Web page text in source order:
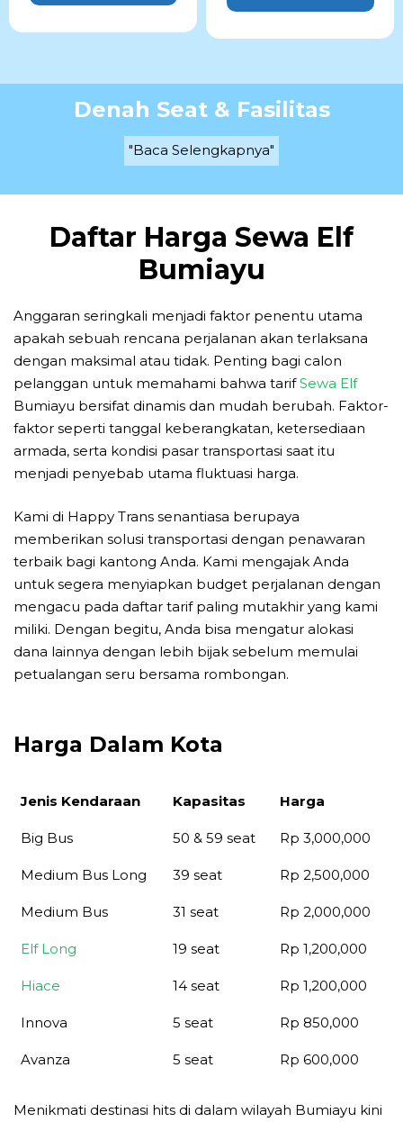
Denah Seat & Fasilitas
"Baca Selengkapnya"
Daftar Harga Sewa Elf
Bumiayu
Anggaran seringkali menjadi faktor penentu utama
apakah sebuah rencana perjalanan akan terlaksana
dengan maksimal atau tidak. Penting bagi calon
pelanggan untuk memahami bahwa tarifSewa Elf
Bumiayu bersifat dinamis dan mudah berubah. Faktor-
faktor seperti tanggal keberangkatan, ketersediaan
armada, serta kondisi pasar transportasi saat itu
menjadi penyebab utama fluktuasi harga.
Kami di Happy Trans senantiasa berupaya
memberikan solusi transportasi dengan penawaran
terbaik bagi kantong Anda. Kami mengajak Anda
untuk segera menyiapkan budget perjalanan dengan
mengacu pada daftar tarif paling mutakhir yang kami
miliki. Dengan begitu, Anda bisa mengatur alokasi
dana lainnya dengan lebih bijak sebelum memulai
petualangan seru bersama rombongan.
Harga Dalam Kota
Jenis Kendaraan Kapasitas
Harga
Jenis Kendaraan
Kapasitas Harga
Big Bus 50 & 59 seat Rp 3,000,000
Medium Bus Long 39 seat Rp 2,500,000
Medium Bus 31 seat Rp 2,000,000
Elf Long 19 seat Rp 1,200,000
Hiace 14 seat Rp 1,200,000
Innova 5 seat Rp 850,000
Avanza 5 seat Rp 600,000
Menikmati destinasi hits di dalam wilayah Bumiayu kini